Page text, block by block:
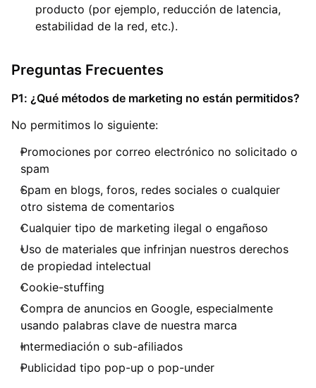
producto (por ejemplo, reducción de latencia,
estabilidad de la red, etc.).
Preguntas Frecuentes
P1: ¿Qué métodos de marketing no están permitidos?
No permitimos lo siguiente:
Promociones por correo electrónico no solicitado o
spam
Spam en blogs, foros, redes sociales o cualquier
otro sistema de comentarios
Cualquier tipo de marketing ilegal o engañoso
Uso de materiales que infrinjan nuestros derechos
de propiedad intelectual
Cookie-stuffing
Compra de anuncios en Google, especialmente
usando palabras clave de nuestra marca
Intermediación o sub-afiliados
Publicidad tipo pop-up o pop-under